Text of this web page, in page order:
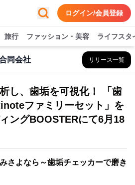
ログイン/会員登録
旅行 ファッション・美容 ライフスタ
同会社 リリース一覧
し、歯垢を可視化！ 「歯
ファミリーセット」を
ングBOOSTERにて6月18
さよなら～歯垢チェッカーで磨き